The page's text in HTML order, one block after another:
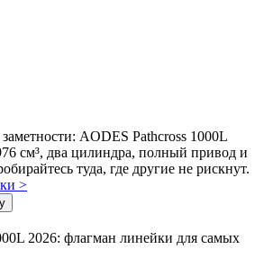
AODES Pathcross 1000L
см³, два цилиндра, полный привод и
туда, где другие не рискнут.
>
2026: флагман линейки для самых